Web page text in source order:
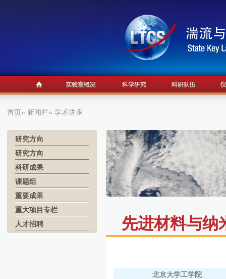
首页» 新闻栏» 学术讲座
研究方向
研究方向
科研成果
课题组
重要成果
重大项目专栏
人才招聘
先进材料与纳
北京大学工学院